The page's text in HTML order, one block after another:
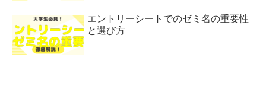
エントリーシートでのゼミ名の重要性
と選び方